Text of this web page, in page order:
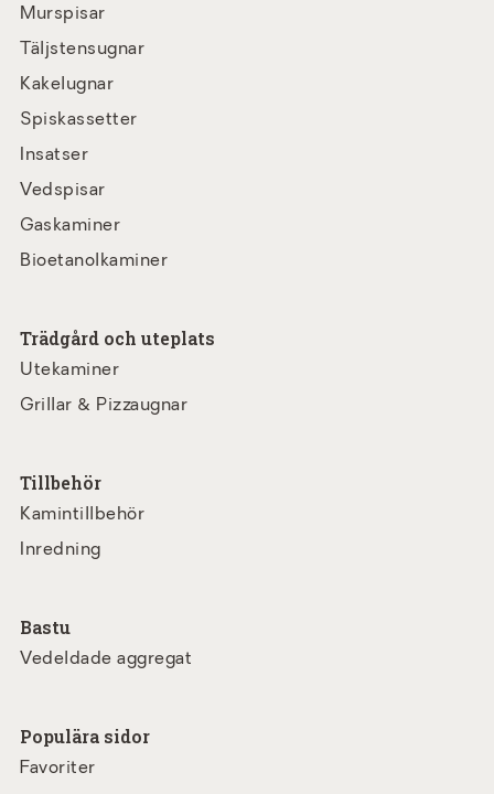
Murspisar
Täljstensugnar
Kakelugnar
Spiskassetter
Insatser
Vedspisar
Gaskaminer
Bioetanolkaminer
Trädgård och uteplats
Utekaminer
Grillar & Pizzaugnar
Tillbehör
Kamintillbehör
Inredning
Bastu
Vedeldade aggregat
Populära sidor
Favoriter